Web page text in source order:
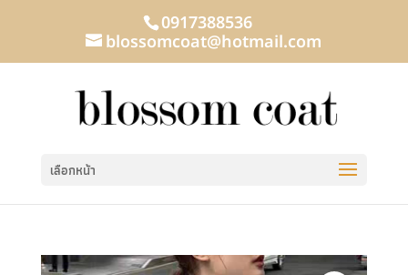
0917388536
blossomcoat@hotmail.com
เลือกหน้า